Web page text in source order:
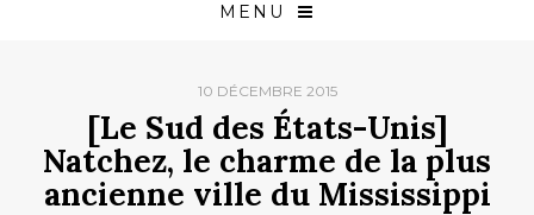
MENU
10 DÉCEMBRE 2015
[Le Sud des États-Unis]
Natchez, le charme de la plus
ancienne ville du Mississippi